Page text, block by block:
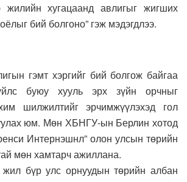
хугацаанд авлигыг жигших
бий болгоно” гэж мэдэгдлээ.
гэмт хэргийг бий болгож байгаа
буюу хууль эрх зүйн орчныг
шилжилтийг эрчимжүүлэхэд гол
юм. Мөн ХБНГУ-ын Берлин хотод
Интернэшнл” олон улсын төрийн
мөн хамтарч ажиллана.
жил бүр улс орнуудын төрийн албан